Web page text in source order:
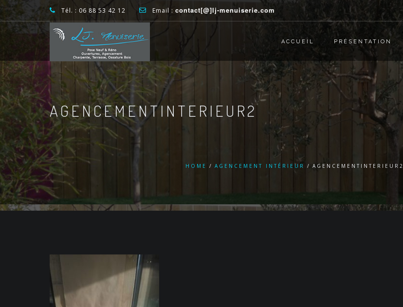
Tél. : 06 88 53 42 12 Email : contact[@]lj-menuiserie.com
ACCUEIL PRÉSENTATION
AGENCEMENTINTERIEUR2
HOME AGENCEMENT INTÉRIEUR AGENCEMENTINTERIEUR2